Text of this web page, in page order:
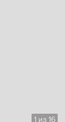
1 из 16